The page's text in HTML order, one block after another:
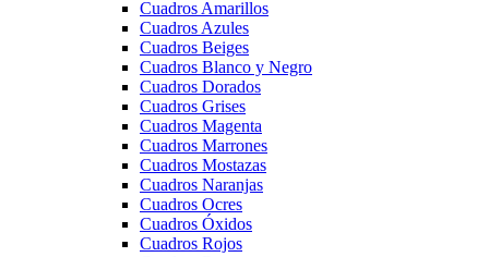
Cuadros Amarillos
Cuadros Azules
Cuadros Beiges
Cuadros Blanco y Negro
Cuadros Dorados
Cuadros Grises
Cuadros Magenta
Cuadros Marrones
Cuadros Mostazas
Cuadros Naranjas
Cuadros Ocres
Cuadros Óxidos
Cuadros Rojos